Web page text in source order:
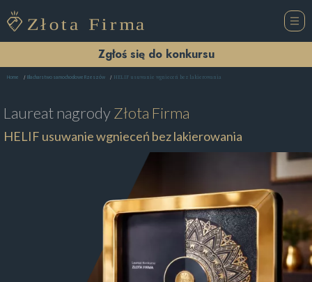
Zgłoś się do konkursu
Home Blacharstwo samochodowe Rzeszów HELIF usuwanie wgnieceń bez lakierowania
Laureat nagrodyZłota Firma
HELIF usuwanie wgnieceń bez lakierowania